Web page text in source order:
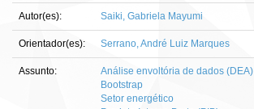
Autor(es): Saiki, Gabriela Mayumi
Orientador(es): Serrano, André Luiz Marques
Assunto:
Análise envoltória de dados (DEA)
Bootstrap
Setor energético